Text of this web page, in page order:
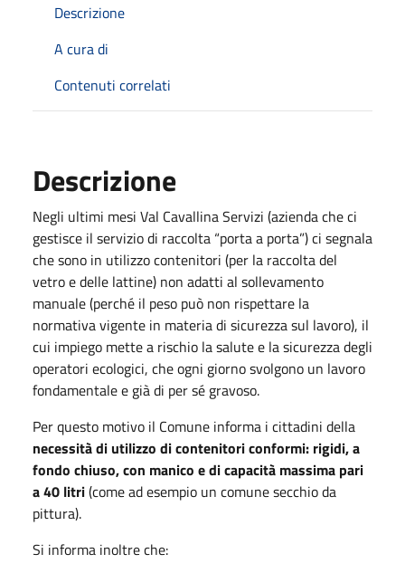
Descrizione
A cura di
Contenuti correlati
Descrizione
Negli ultimi mesi Val Cavallina Servizi (azienda che ci
gestisce il servizio di raccolta “porta a porta”) ci segnala
che sono in utilizzo contenitori (per la raccolta del
vetro e delle lattine) non adatti al sollevamento
manuale (perché il peso può non rispettare la
normativa vigente in materia di sicurezza sul lavoro), il
cui impiego mette a rischio la salute e la sicurezza degli
operatori ecologici, che ogni giorno svolgono un lavoro
fondamentale e già di per sé gravoso.
Per questo motivo il Comune informa i cittadini della
necessità di utilizzo di contenitori conformi: rigidi, a
fondo chiuso, con manico e di capacità massima pari
a 40 litri(come ad esempio un comune secchio da
pittura).
Si informa inoltre che: